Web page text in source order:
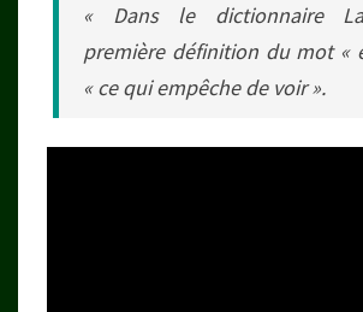
« Dans le dictionnaire
première définition du mot «
« ce qui empêche de voir ».